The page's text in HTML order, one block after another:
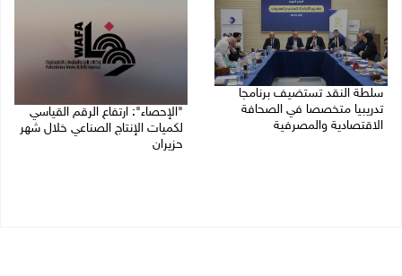
سلطة النقد تستضيف برنامجا
تدريبيا متخصصا في الصحافة
الاقتصادية والمصرفية
"الإحصاء": ارتفاع الرقم القياسي
لكميات الإنتاج الصناعي خلال شهر
حزيران